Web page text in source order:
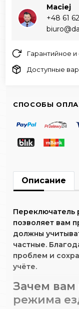
Maciej
+48 61
Гарантийное
Доступные
СПОСОБЫ
Описание
Переключатель
позволяет вам
должны
частные.
проблем и
учёте.
Зачем вам
режима